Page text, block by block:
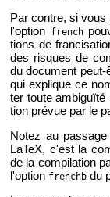
Par contre, si vous
l'op­tion french
tions de
des risques de
du do­cu­ment peut-
qui ex­plique ce
ter toute
tion pré­vue par le
Notez au
LaTeX, c'est la
de la com­pi­la­tion
l'op­tion frenchb du